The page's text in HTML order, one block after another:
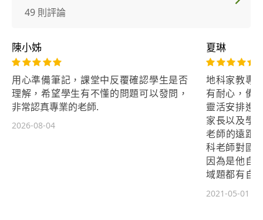
49 則評論
陳小姊
用心準備筆記，課堂中反覆確認學生是否
理解，希望學生有不懂的問題可以發問，
非常認真專業的老師.
2026-08-04
夏琳
地科家教專
有耐心，備
靈活安排進
家長以及學
老師的遠距
科老師對國
因為是他自
域題都有自
理解，最大
2021-05-01